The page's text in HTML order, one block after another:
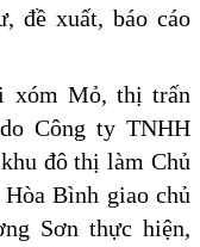
đề xuất, báo cáo
xóm Mỏ, thị trấn
Công ty TNHH
đô thị làm Chủ
Bình giao chủ
Sơn thực hiện,